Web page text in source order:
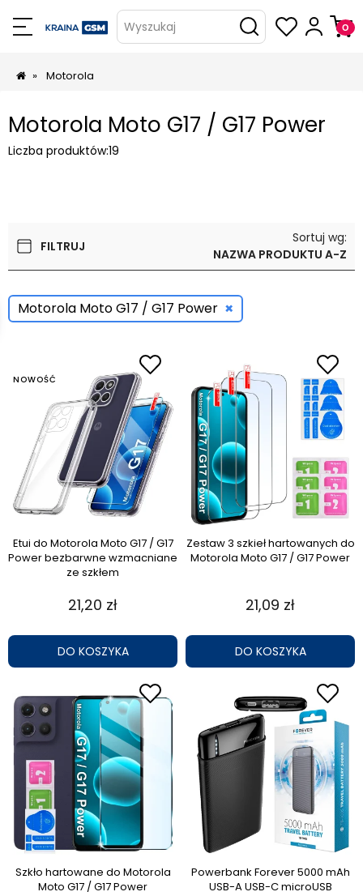
Wyszukaj
» Motorola
Motorola Moto G17 / G17 Power
Liczba produktów:19
FILTRUJ
Sortuj wg:
NAZWA PRODUKTU A-Z
Motorola Moto G17 / G17 Power ×
Etui do Motorola Moto G17 / G17
Power bezbarwne wzmacniane
ze szkłem
21,20 zł
DO KOSZYKA
NOWOŚĆ
Zestaw 3 szkieł hartowanych do
Motorola Moto G17 / G17 Power
21,09 zł
DO KOSZYKA
Szkło hartowane do Motorola
Moto G17 / G17 Power
Powerbank Forever 5000 mAh
USB-A USB-C microUSB